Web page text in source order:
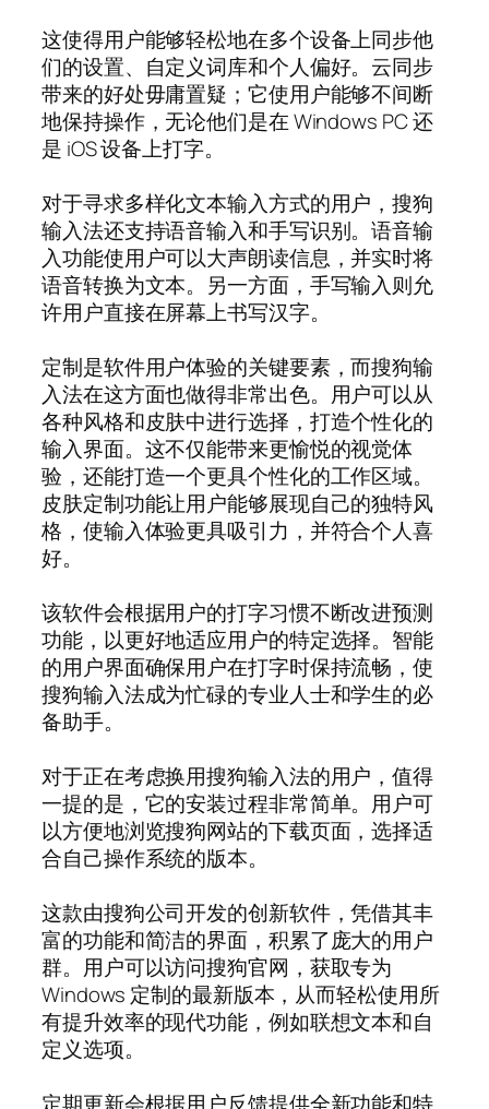
这使得用户能够轻松地在多个设备上同步他
们的设置、自定义词库和个人偏好。云同步
带来的好处毋庸置疑；它使用户能够不间断
地保持操作，无论他们是在 Windows PC 还
是 iOS 设备上打字。
对于寻求多样化文本输入方式的用户，搜狗
输入法还支持语音输入和手写识别。语音输
入功能使用户可以大声朗读信息，并实时将
语音转换为文本。另一方面，手写输入则允
许用户直接在屏幕上书写汉字。
定制是软件用户体验的关键要素，而搜狗输
入法在这方面也做得非常出色。用户可以从
各种风格和皮肤中进行选择，打造个性化的
输入界面。这不仅能带来更愉悦的视觉体
验，还能打造一个更具个性化的工作区域。
皮肤定制功能让用户能够展现自己的独特风
格，使输入体验更具吸引力，并符合个人喜
好。
该软件会根据用户的打字习惯不断改进预测
功能，以更好地适应用户的特定选择。智能
的用户界面确保用户在打字时保持流畅，使
搜狗输入法成为忙碌的专业人士和学生的必
备助手。
对于正在考虑换用搜狗输入法的用户，值得
一提的是，它的安装过程非常简单。用户可
以方便地浏览搜狗网站的下载页面，选择适
合自己操作系统的版本。
这款由搜狗公司开发的创新软件，凭借其丰
富的功能和简洁的界面，积累了庞大的用户
群。用户可以访问搜狗官网，获取专为
Windows 定制的最新版本，从而轻松使用所
有提升效率的现代功能，例如联想文本和自
定义选项。